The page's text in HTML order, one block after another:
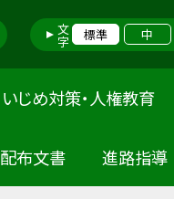
文字 標準 中
いじめ対策・人権教育
配布文書 進路指導